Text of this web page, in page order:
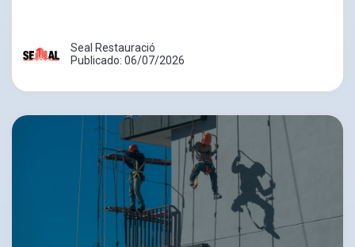
Seal Restauració
Publicado: 06/07/2026